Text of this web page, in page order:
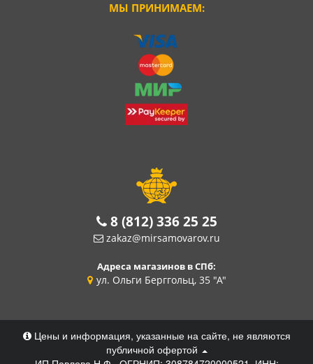
МЫ ПРИНИМАЕМ:
8 (812) 336 25 25
zakaz@mirsamovarov.ru
Адреса магазинов в СПб:
ул. Ольги Берггольц, 35 "А"
Цены и информация, указанные на сайте, не являются
публичной офертой